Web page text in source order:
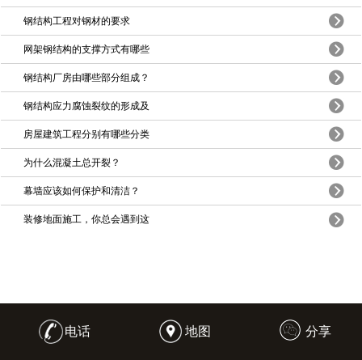
钢结构工程对钢材的要求
网架钢结构的支撑方式有哪些
钢结构厂房由哪些部分组成？
钢结构应力腐蚀裂纹的形成及
房屋建筑工程分别有哪些分类
为什么混凝土总开裂？
幕墙应该如何保护和清洁？
装修地面施工，你总会遇到这
电话 地图 分享